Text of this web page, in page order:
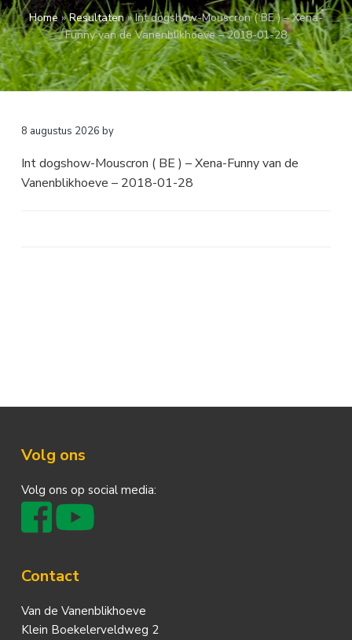
a
v
i
g
a
o
u
d
k
s
t
Home»Resultaten»Int dogshow-Mouscron ( BE ) – Xena-
Funny van de Vanenblikhoeve – 2018-01-28
8 augustus 2026 by
Int dogshow-Mouscron ( BE ) – Xena-Funny van de
Vanenblikhoeve – 2018-01-28
Footer
Volg ons
Volg ons op social media:
Contact
Van de Vanenblikhoeve
Klein Boekelerveldweg 2